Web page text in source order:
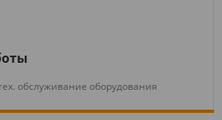
обслуживание оборудования